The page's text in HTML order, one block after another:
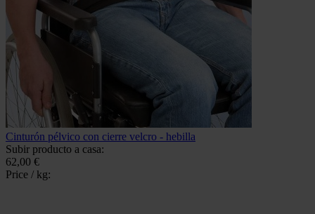
Cinturón pélvico con cierre velcro - hebilla
Subir producto a casa:
62,00 €
Price / kg: